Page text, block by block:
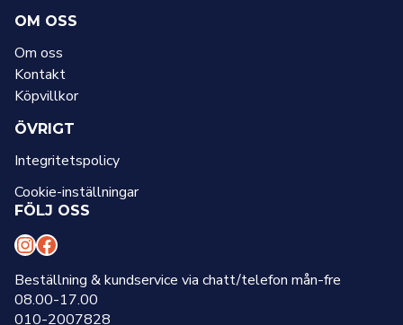
OM OSS
Om oss
Kontakt
Köpvillkor
ÖVRIGT
Integritetspolicy
Cookie-inställningar
FÖLJ OSS
I
n
s
F
a
c
Beställning & kundservice via chatt/telefon mån-fre
08.00-17.00
010-2007828